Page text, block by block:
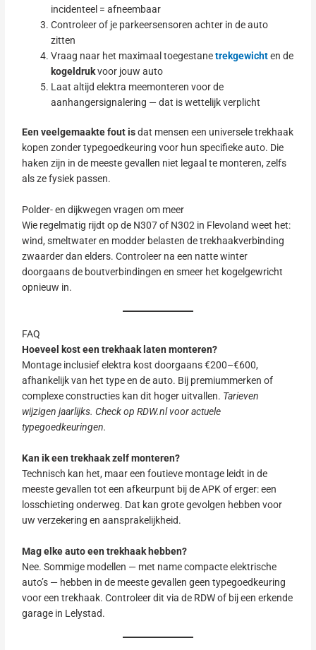
incidenteel = afneembaar
Controleer of je parkeersensoren achter in de auto
zitten
Vraag naar het maximaal toegestanetrekgewichten de
kogeldrukvoor jouw auto
Laat altijd elektra meemonteren voor de
aanhangersignalering — dat is wettelijk verplicht
Een veelgemaakte fout isdat mensen een universele trekhaak
kopen zonder typegoedkeuring voor hun specifieke auto. Die
haken zijn in de meeste gevallen niet legaal te monteren, zelfs
als ze fysiek passen.
Polder- en dijkwegen vragen om meer
Wie regelmatig rijdt op de N307 of N302 in Flevoland weet het:
wind, smeltwater en modder belasten de trekhaakverbinding
zwaarder dan elders. Controleer na een natte winter
doorgaans de boutverbindingen en smeer het kogelgewricht
opnieuw in.
FAQ
Hoeveel kost een trekhaak laten monteren?
Montage inclusief elektra kost doorgaans €200–€600,
afhankelijk van het type en de auto. Bij premiummerken of
complexe constructies kan dit hoger uitvallen. Tarieven
wijzigen jaarlijks. Check op RDW.nl voor actuele
typegoedkeuringen.
Kan ik een trekhaak zelf monteren?
Technisch kan het, maar een foutieve montage leidt in de
meeste gevallen tot een afkeurpunt bij de APK of erger: een
losschieting onderweg. Dat kan grote gevolgen hebben voor
uw verzekering en aansprakelijkheid.
Mag elke auto een trekhaak hebben?
Nee. Sommige modellen — met name compacte elektrische
auto’s — hebben in de meeste gevallen geen typegoedkeuring
voor een trekhaak. Controleer dit via de RDW of bij een erkende
garage in Lelystad.